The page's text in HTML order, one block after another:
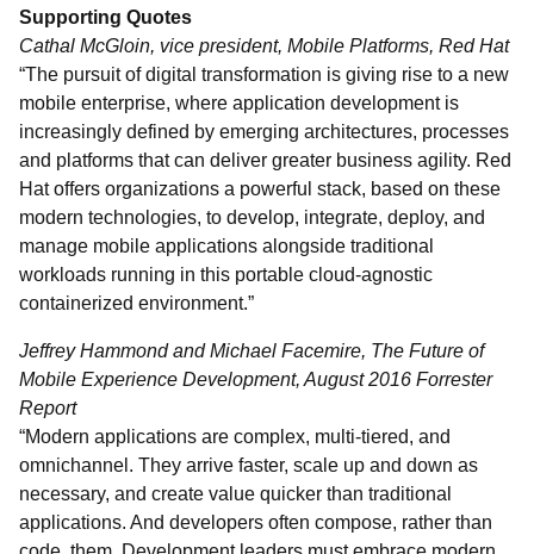
Supporting Quotes
Cathal McGloin, vice president, Mobile Platforms, Red Hat
“The pursuit of digital transformation is giving rise to a new
mobile enterprise, where application development is
increasingly defined by emerging architectures, processes
and platforms that can deliver greater business agility. Red
Hat offers organizations a powerful stack, based on these
modern technologies, to develop, integrate, deploy, and
manage mobile applications alongside traditional
workloads running in this portable cloud-agnostic
containerized environment.”
Jeffrey Hammond and Michael Facemire, The Future of
Mobile Experience Development, August 2016 Forrester
Report
“Modern applications are complex, multi-tiered, and
omnichannel. They arrive faster, scale up and down as
necessary, and create value quicker than traditional
applications. And developers often compose, rather than